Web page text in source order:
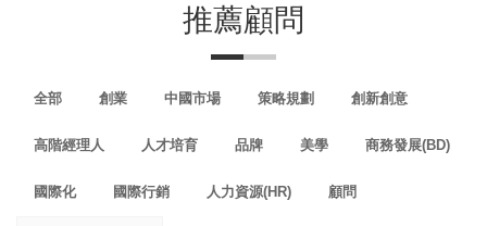
推薦顧問
全部 創業 中國市場 策略規劃 創新創意
高階經理人 人才培育 品牌 美學 商務發展(BD)
國際化 國際行銷 人力資源(HR) 顧問